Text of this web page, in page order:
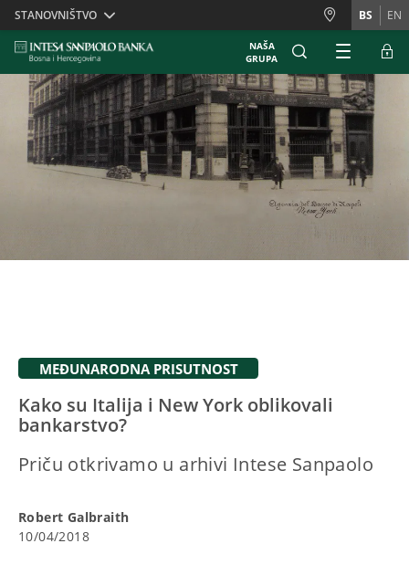
Skiplinks
STANOVNIŠTVO BS EN
NAŠA
GRUPA
MEĐUNARODNA PRISUTNOST
Kako su Italija i New York oblikovali
bankarstvo?
Priču otkrivamo u arhivi Intese Sanpaolo
Robert Galbraith
10/04/2018